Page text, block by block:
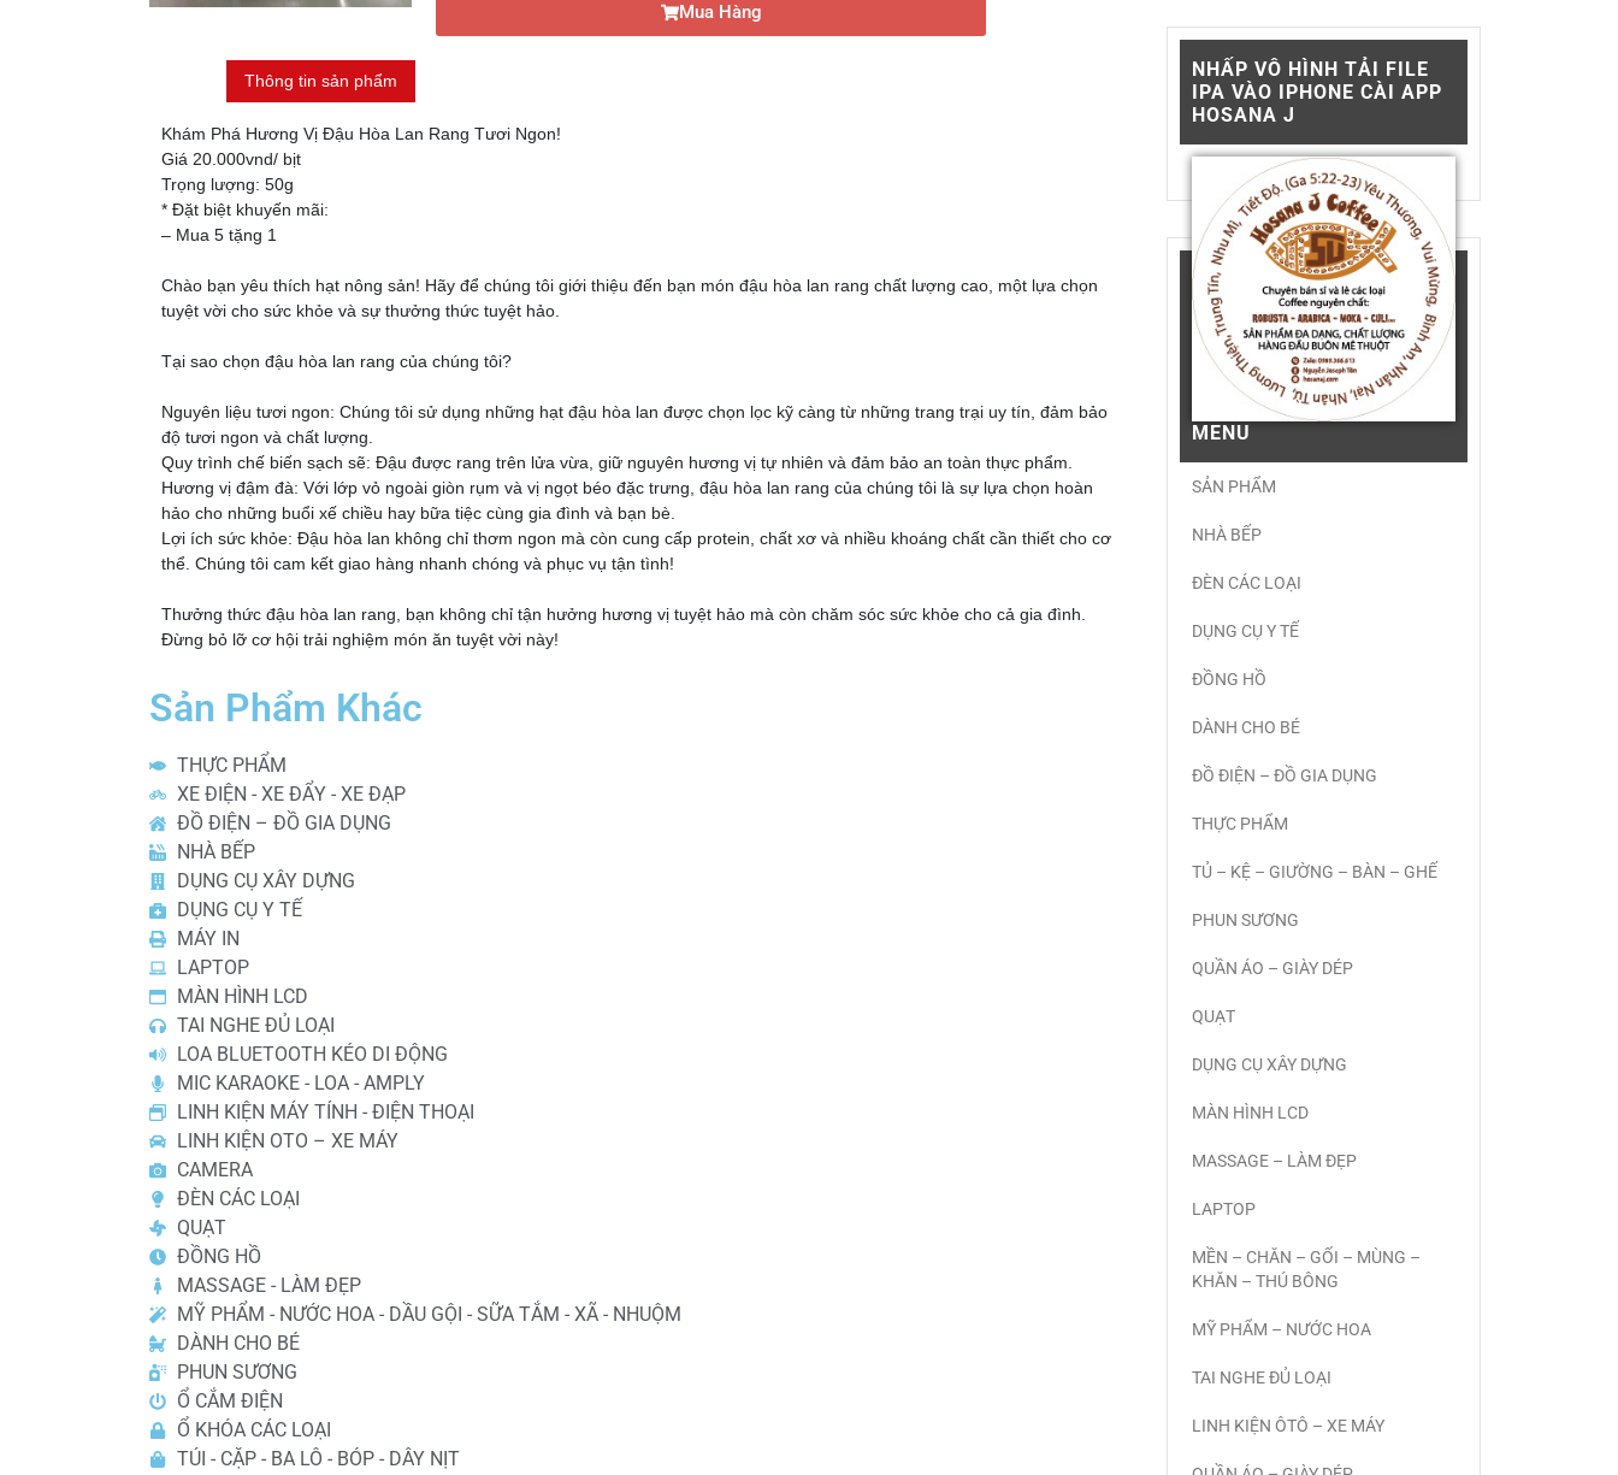
Mua Hàng
Thông tin sản phẩm
Khám Phá Hương Vị Đậu Hòa Lan Rang Tươi Ngon!
Giá 20.000vnd/ bịt
Trọng lượng: 50g
* Đặt biệt khuyến mãi:
– Mua 5 tặng 1
Chào bạn yêu thích hạt nông sản! Hãy để chúng tôi giới thiệu đến bạn món đậu hòa lan rang chất lượng cao, một lựa chọn
tuyệt vời cho sức khỏe và sự thưởng thức tuyệt hảo.
Tại sao chọn đậu hòa lan rang của chúng tôi?
Nguyên liệu tươi ngon: Chúng tôi sử dụng những hạt đậu hòa lan được chọn lọc kỹ càng từ những trang trại uy tín, đảm bảo
độ tươi ngon và chất lượng.
Quy trình chế biến sạch sẽ: Đậu được rang trên lửa vừa, giữ nguyên hương vị tự nhiên và đảm bảo an toàn thực phẩm.
Hương vị đậm đà: Với lớp vỏ ngoài giòn rụm và vị ngọt béo đặc trưng, đậu hòa lan rang của chúng tôi là sự lựa chọn hoàn
hảo cho những buổi xế chiều hay bữa tiệc cùng gia đình và bạn bè.
Lợi ích sức khỏe: Đậu hòa lan không chỉ thơm ngon mà còn cung cấp protein, chất xơ và nhiều khoáng chất cần thiết cho cơ
thể. Chúng tôi cam kết giao hàng nhanh chóng và phục vụ tận tình!
Thưởng thức đậu hòa lan rang, bạn không chỉ tận hưởng hương vị tuyệt hảo mà còn chăm sóc sức khỏe cho cả gia đình.
Đừng bỏ lỡ cơ hội trải nghiệm món ăn tuyệt vời này!
Sản Phẩm Khác
THỰC PHẨM
XE ĐIỆN - XE ĐẨY - XE ĐẠP
ĐỒ ĐIỆN – ĐỒ GIA DỤNG
NHÀ BẾP
DỤNG CỤ XÂY DỰNG
DỤNG CỤ Y TẾ
MÁY IN
LAPTOP
MÀN HÌNH LCD
TAI NGHE ĐỦ LOẠI
LOA BLUETOOTH KÉO DI ĐỘNG
MIC KARAOKE - LOA - AMPLY
LINH KIỆN MÁY TÍNH - ĐIỆN THOẠI
LINH KIỆN OTO – XE MÁY
CAMERA
ĐÈN CÁC LOẠI
QUẠT
ĐỒNG HỒ
MASSAGE - LÀM ĐẸP
MỸ PHẨM - NƯỚC HOA - DẦU GỘI - SỮA TẮM - XÃ - NHUỘM
DÀNH CHO BÉ
PHUN SƯƠNG
Ổ CẮM ĐIỆN
Ổ KHÓA CÁC LOẠI
TÚI - CẶP - BA LÔ - BÓP - DÂY NỊT
NHẤP VÔ HÌNH TẢI FILE
IPA VÀO IPHONE CÀI APP
HOSANA J
MENU
SẢN PHẨM
NHÀ BẾP
ĐÈN CÁC LOẠI
DỤNG CỤ Y TẾ
ĐỒNG HỒ
DÀNH CHO BÉ
ĐỒ ĐIỆN – ĐỒ GIA DỤNG
THỰC PHẨM
TỦ – KỆ – GIƯỜNG – BÀN – GHẾ
PHUN SƯƠNG
QUẦN ÁO – GIÀY DÉP
QUẠT
DỤNG CỤ XÂY DỰNG
MÀN HÌNH LCD
MASSAGE – LÀM ĐẸP
LAPTOP
MỀN – CHĂN – GỐI – MÙNG –
KHĂN – THÚ BÔNG
MỸ PHẨM – NƯỚC HOA
TAI NGHE ĐỦ LOẠI
LINH KIỆN ÔTÔ – XE MÁY